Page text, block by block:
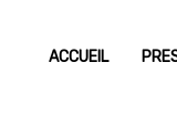
ACCUEIL